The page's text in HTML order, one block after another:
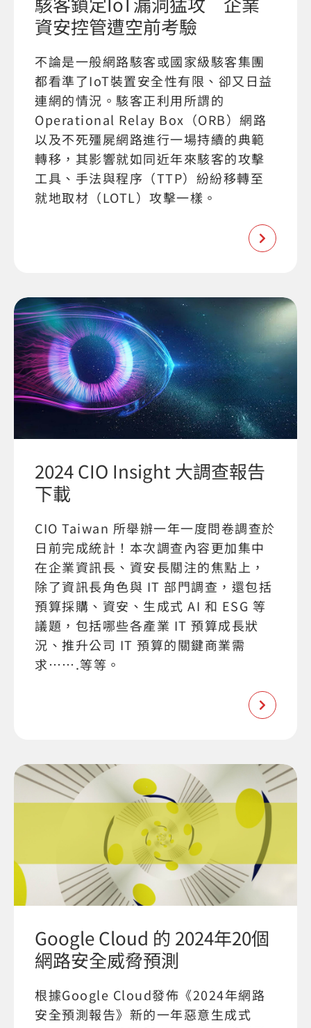
資安控管遭空前考驗
不論是一般網路駭客或國家級駭客集團
都看準了IoT裝置安全性有限、卻又日益
連網的情況。駭客正利用所謂的
Operational Relay Box（ORB）網路
以及不死殭屍網路進行一場持續的典範
轉移，其影響就如同近年來駭客的攻擊
工具、手法與程序（TTP）紛紛移轉至
就地取材（LOTL）攻擊一樣。
2024 CIO Insight 大調查報告
下載
CIO Taiwan 所舉辦一年一度問卷調查於
日前完成統計！本次調查內容更加集中
在企業資訊長、資安長關注的焦點上，
除了資訊長角色與 IT 部門調查，還包括
預算採購、資安、生成式 AI 和 ESG 等
議題，包括哪些各產業 IT 預算成長狀
況、推升公司 IT 預算的關鍵商業需
求…….等等。
Google Cloud 的 2024年20個
網路安全威脅預測
根據Google Cloud發佈《2024年網路
安全預測報告》新的一年惡意生成式